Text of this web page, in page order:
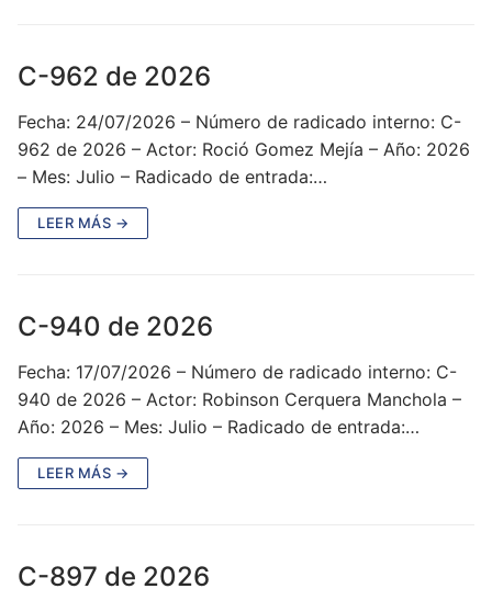
C-962 de 2026
Fecha: 24/07/2026 – Número de radicado interno: C-
962 de 2026 – Actor: Roció Gomez Mejía – Año: 2026
– Mes: Julio – Radicado de entrada:…
LEER MÁS →
C-940 de 2026
Fecha: 17/07/2026 – Número de radicado interno: C-
940 de 2026 – Actor: Robinson Cerquera Manchola –
Año: 2026 – Mes: Julio – Radicado de entrada:…
LEER MÁS →
C-897 de 2026